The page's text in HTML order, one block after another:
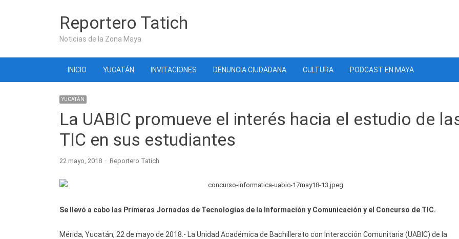
Reportero Tatich
Noticias de la Zona Maya
INICIO YUCATÁN INVITACIONES DENUNCIA CIUDADANA CULTURA PODCAST EN MAYA
YUCATÁN
La UABIC promueve el interés hacia el estudio de
TIC en sus estudiantes
22 mayo, 2018 Author
Reportero Tatich
Se llevó a cabo las Primeras Jornadas de Tecnologías de la Información y Comunicación y el Concurso de TIC.
Mérida, Yucatán, 22 de mayo de 2018.- La Unidad Académica de Bachillerato con Interacción Comunitaria (UABIC) de la